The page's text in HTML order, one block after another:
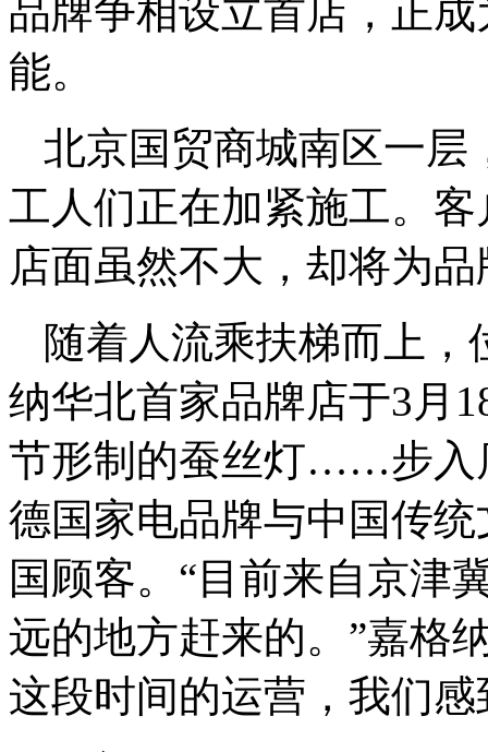
品牌争相设立首店，正
能。
北京国贸商城南区一层
工人们正在加紧施工。
店面虽然不大，却将为
随着人流乘扶梯而上
纳华北首家品牌店于3月
节形制的蚕丝灯……步入
德国家电品牌与中国传
国顾客。“目前来自京津
远的地方赶来的。”嘉格
这段时间的运营，我们